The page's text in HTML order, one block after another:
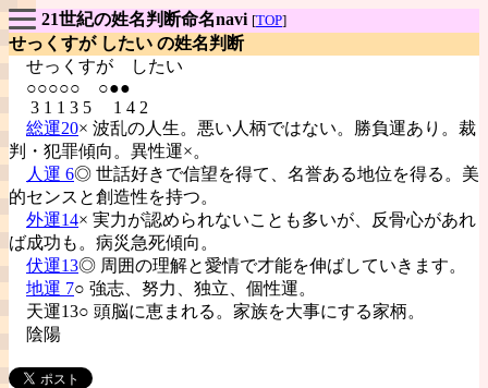
21世紀の姓名判断命名navi [TOP]
せっくすが したい の姓名判断
せっくすが
したい
○○○○○ ○●●
3 1 1 3 5 1 4 2
総運20× 波乱の人生。悪い人柄ではない。勝負運あり。裁
判・犯罪傾向。異性運×。
人運 6◎ 世話好きで信望を得て、名誉ある地位を得る。美
的センスと創造性を持つ。
外運14× 実力が認められないことも多いが、反骨心があれ
ば成功も。病災急死傾向。
伏運13◎ 周囲の理解と愛情で才能を伸ばしていきます。
地運 7○ 強志、努力、独立、個性運。
天運13○ 頭脳に恵まれる。家族を大事にする家柄。
陰陽